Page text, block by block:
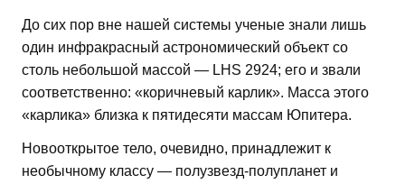
До сих пор вне нашей системы ученые знали лишь
один инфракрасный астрономический объект со
столь небольшой массой — LHS 2924; его и звали
соответственно: «коричневый карлик». Масса этого
«карлика» близка к пятидесяти массам Юпитера.
Новооткрытое тело, очевидно, принадлежит к
необычному классу — полузвезд-полупланет и